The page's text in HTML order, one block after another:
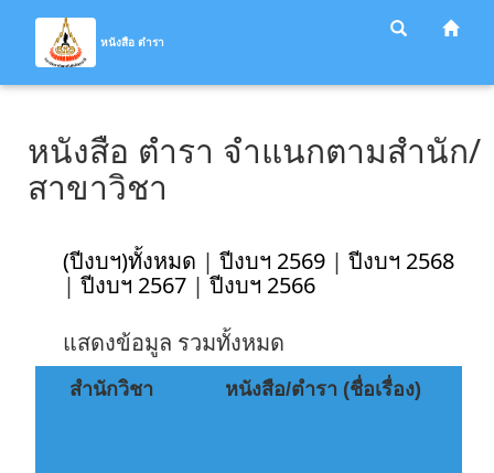
หนังสือ ตำรา
หนังสือ ตำรา จำแนกตามสำนัก/
สาขาวิชา
(ปีงบฯ)ทั้งหมด | ปีงบฯ 2569 | ปีงบฯ 2568
| ปีงบฯ 2567 | ปีงบฯ 2566
แสดงข้อมูล รวมทั้งหมด
สำนักวิชา หนังสือ/ตำรา (ชื่อเรื่อง)